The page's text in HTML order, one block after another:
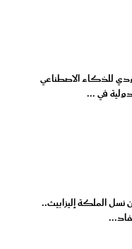
للذكاء الاصطناعي
نسل الملكة إليزابيث..